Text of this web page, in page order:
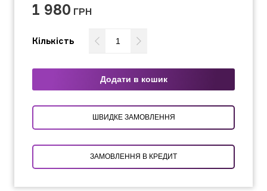
1 980 ГРН
Кількість
Додати в кошик
ШВИДКЕ ЗАМОВЛЕННЯ
ЗАМОВЛЕННЯ В КРЕДИТ